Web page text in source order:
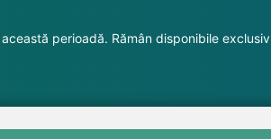
perioadă. Rămân disponibile exclusiv